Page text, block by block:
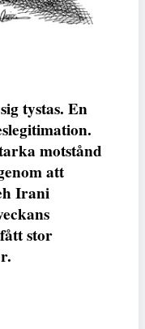
tystas. En
motstånd
att
Irani
stor